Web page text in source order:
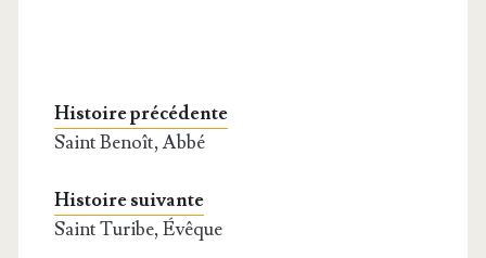
Histoire précédente
Saint Benoît, Abbé
Histoire suivante
Saint Turibe, Évêque